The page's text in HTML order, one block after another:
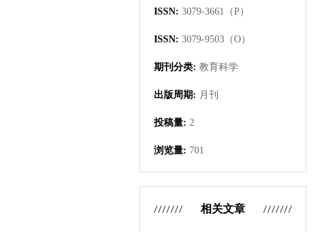
ISSN: 3079-3661（P）
ISSN: 3079-9503（O）
期刊分类: 教育科学
出版周期: 月刊
投稿量: 2
浏览量: 701
相关文章